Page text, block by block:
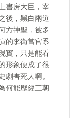
書房大臣，宰
後，黑白兩道
方神聖，被多
的李衛當官系
實，只是能看
形象便成了很
劇害死人啊。
何能歷經三朝